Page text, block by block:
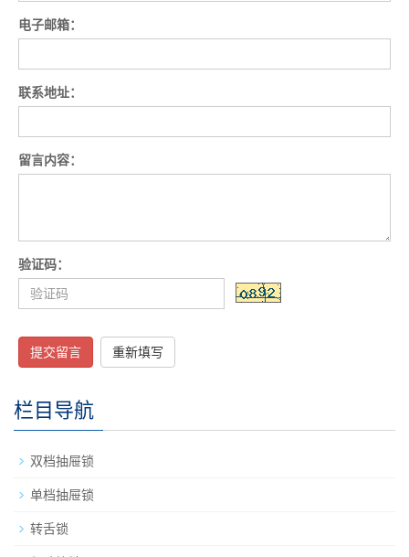
电子邮箱：
联系地址：
留言内容：
验证码：
提交留言 重新填写
栏目导航
双档抽屉锁
单档抽屉锁
转舌锁